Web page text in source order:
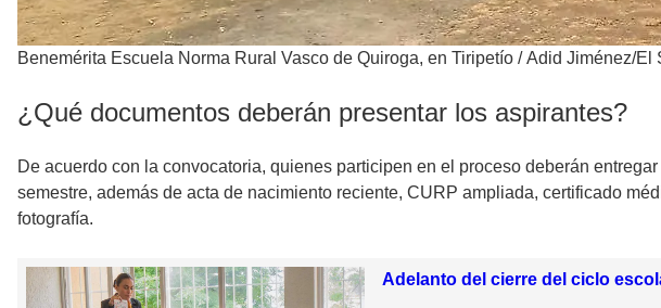
Benemérita Escuela Norma Rural Vasco de Quiroga, en Tiripetío /Adid Jiménez/El
¿Qué documentos deberán presentar los aspirantes?
De acuerdo con la convocatoria, quienes participen en el proceso deberán entregar
semestre, además de acta de nacimiento reciente, CURP ampliada, certificado
fotografía.
Adelanto del cierre del ciclo